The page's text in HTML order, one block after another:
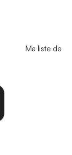
Ma liste de